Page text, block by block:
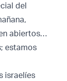
del
abiertos…
estamos
israelíes